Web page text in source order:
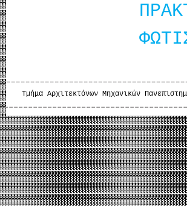
Τμήμα Αρχιτεκτόνων Μηχανικών